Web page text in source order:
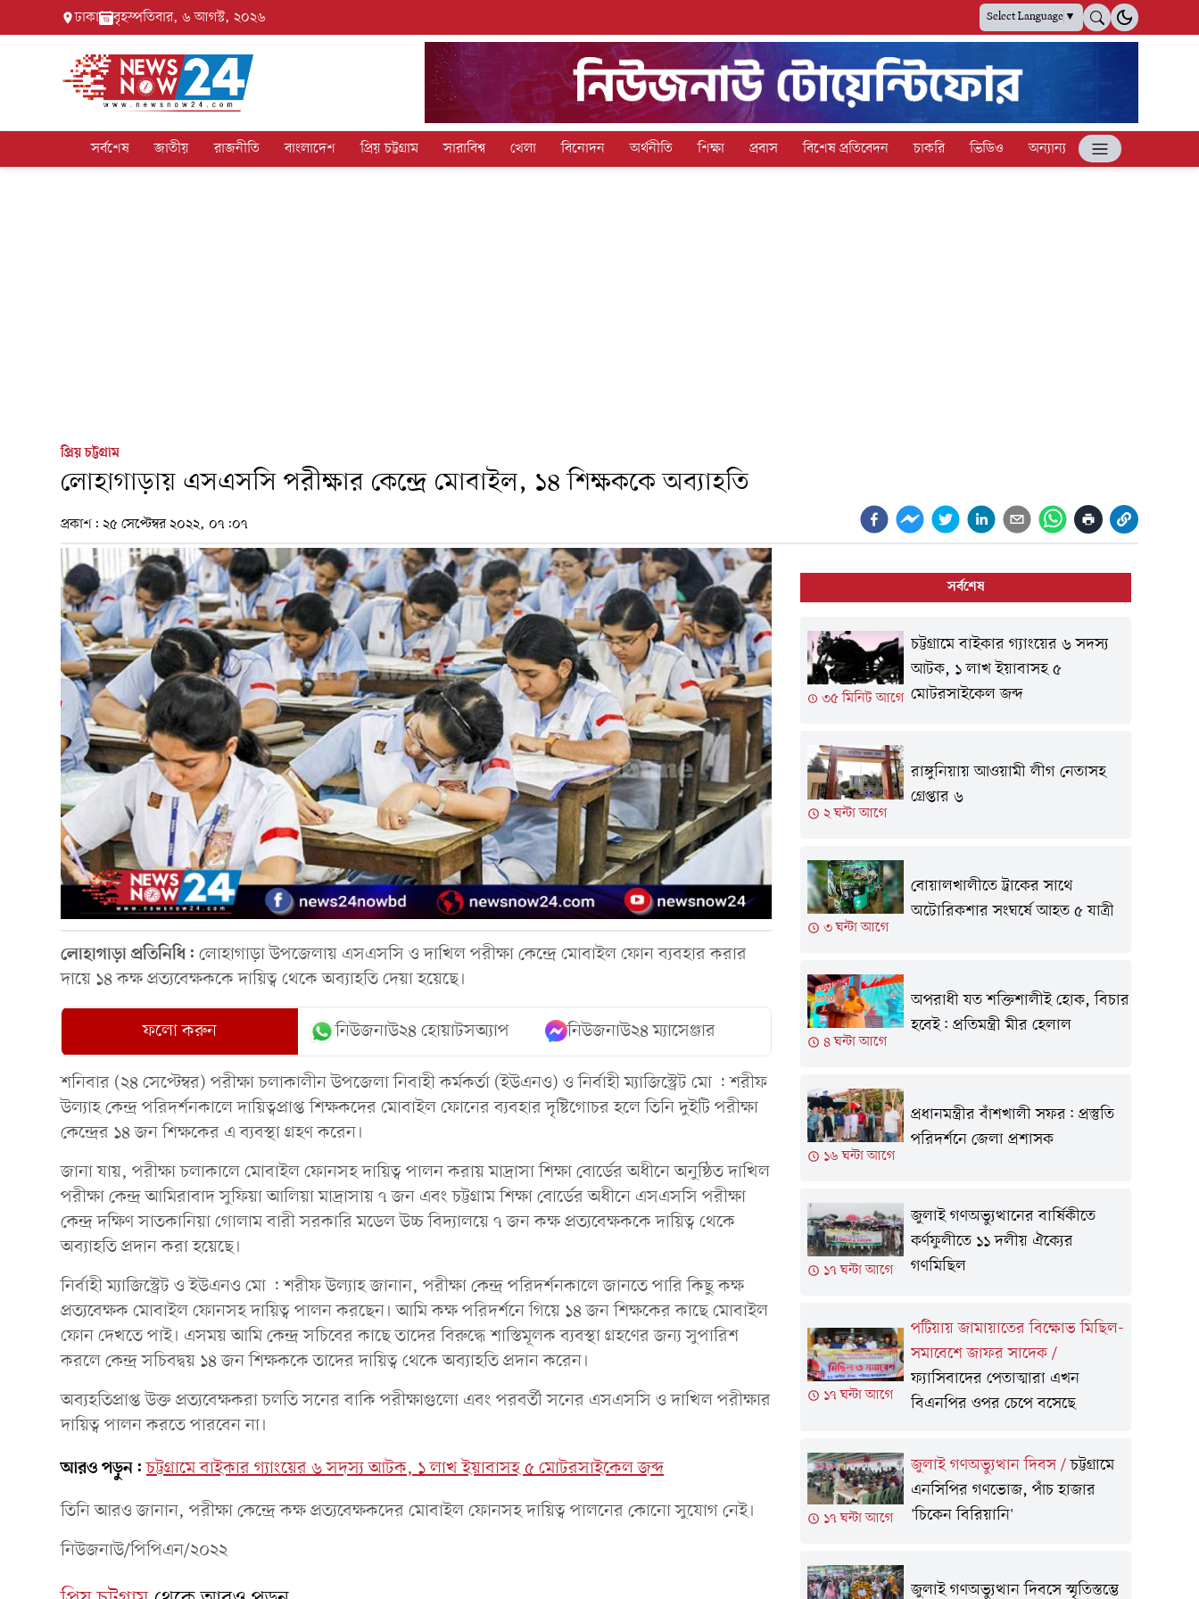
ঢাকা বৃহস্পতিবার, ৬ আগস্ট, ২০২৬ Select Language▼
সর্বশেষ জাতীয় রাজনীতি বাংলাদেশ প্রিয় চট্টগ্রাম সারাবিশ্ব খেলা বিনোদন অর্থনীতি শিক্ষা প্রবাস বিশেষ প্রতিবেদন চাকরি ভিডিও অন্যান্য
প্রিয় চট্টগ্রাম
লোহাগাড়ায় এসএসসি পরীক্ষার কেন্দ্রে মোবাইল, ১৪ শিক্ষককে অব্যাহতি
প্রকাশ: ২৫ সেপ্টেম্বর ২০২২, ০৭:০৭
লোহাগাড়া প্রতিনিধি: লোহাগাড়া উপজেলায় এসএসসি ও দাখিল পরীক্ষা কেন্দ্রে মোবাইল ফোন ব্যবহার করার
দায়ে ১৪ কক্ষ প্রত্যবেক্ষককে দায়িত্ব থেকে অব্যাহতি দেয়া হয়েছে।
ফলো করুন নিউজনাউ২৪ হোয়াটসঅ্যাপ নিউজনাউ২৪ ম্যাসেঞ্জার
শনিবার (২৪ সেপ্টেম্বর) পরীক্ষা চলাকালীন উপজেলা নিবাহী কর্মকর্তা (ইউএনও) ও নির্বাহী ম্যাজিস্ট্রেট মো : শরীফ
উল্যাহ কেন্দ্র পরিদর্শনকালে দায়িত্বপ্রাপ্ত শিক্ষকদের মোবাইল ফোনের ব্যবহার দৃষ্টিগোচর হলে তিনি দুইটি পরীক্ষা
কেন্দ্রের ১৪ জন শিক্ষকের এ ব্যবস্থা গ্রহণ করেন।
জানা যায়, পরীক্ষা চলাকালে মোবাইল ফোনসহ দায়িত্ব পালন করায় মাদ্রাসা শিক্ষা বোর্ডের অধীনে অনুষ্ঠিত দাখিল
পরীক্ষা কেন্দ্র আমিরাবাদ সুফিয়া আলিয়া মাদ্রাসায় ৭ জন এবং চট্টগ্রাম শিক্ষা বোর্ডের অধীনে এসএসসি পরীক্ষা
কেন্দ্র দক্ষিণ সাতকানিয়া গোলাম বারী সরকারি মডেল উচ্চ বিদ্যালয়ে ৭ জন কক্ষ প্রত্যবেক্ষককে দায়িত্ব থেকে
অব্যাহতি প্রদান করা হয়েছে।
নির্বাহী ম্যাজিস্ট্রেট ও ইউএনও মো : শরীফ উল্যাহ জানান, পরীক্ষা কেন্দ্র পরিদর্শনকালে জানতে পারি কিছু কক্ষ
প্রত্যবেক্ষক মোবাইল ফোনসহ দায়িত্ব পালন করছেন। আমি কক্ষ পরিদর্শনে গিয়ে ১৪ জন শিক্ষকের কাছে মোবাইল
ফোন দেখতে পাই। এসময় আমি কেন্দ্র সচিবের কাছে তাদের বিরুদ্ধে শাস্তিমূলক ব্যবস্থা গ্রহণের জন্য সুপারিশ
করলে কেন্দ্র সচিবদ্বয় ১৪ জন শিক্ষককে তাদের দায়িত্ব থেকে অব্যাহতি প্রদান করেন।
অব্যহতিপ্রাপ্ত উক্ত প্রত্যবেক্ষকরা চলতি সনের বাকি পরীক্ষাগুলো এবং পরবর্তী সনের এসএসসি ও দাখিল পরীক্ষার
দায়িত্ব পালন করতে পারবেন না।
আরও পড়ুন: চট্টগ্রামে বাইকার গ্যাংয়ের ৬ সদস্য আটক, ১ লাখ ইয়াবাসহ ৫ মোটরসাইকেল জব্দ
তিনি আরও জানান, পরীক্ষা কেন্দ্রে কক্ষ প্রত্যবেক্ষকদের মোবাইল ফোনসহ দায়িত্ব পালনের কোনো সুযোগ নেই।
নিউজনাউ/পিপিএন/২০২২
সর্বশেষ
৩৫ মিনিট আগে
চট্টগ্রামে বাইকার গ্যাংয়ের ৬ সদস্য
আটক, ১ লাখ ইয়াবাসহ ৫
মোটরসাইকেল জব্দ
২ ঘন্টা আগে
রাঙ্গুনিয়ায় আওয়ামী লীগ নেতাসহ
গ্রেপ্তার ৬
৩ ঘন্টা আগে
বোয়ালখালীতে ট্রাকের সাথে
অটোরিকশার সংঘর্ষে আহত ৫ যাত্রী
৪ ঘন্টা আগে
অপরাধী যত শক্তিশালীই হোক, বিচার
হবেই: প্রতিমন্ত্রী মীর হেলাল
১৬ ঘন্টা আগে
প্রধানমন্ত্রীর বাঁশখালী সফর: প্রস্তুতি
পরিদর্শনে জেলা প্রশাসক
১৭ ঘন্টা আগে
জুলাই গণঅভ্যুত্থানের বার্ষিকীতে
কর্ণফুলীতে ১১ দলীয় ঐক্যের
গণমিছিল
১৭ ঘন্টা আগে
পটিয়ায় জামায়াতের বিক্ষোভ মিছিল-
সমাবেশে জাফর সাদেক/
ফ্যাসিবাদের পেতাত্মারা এখন
বিএনপির ওপর চেপে বসেছে
১৭ ঘন্টা আগে
জুলাই গণঅভ্যুত্থান দিবস/চট্টগ্রামে
এনসিপির গণভোজ, পাঁচ হাজার
'চিকেন বিরিয়ানি'
জুলাই গণঅভ্যুত্থান দিবসে স্মৃতিস্তম্ভে